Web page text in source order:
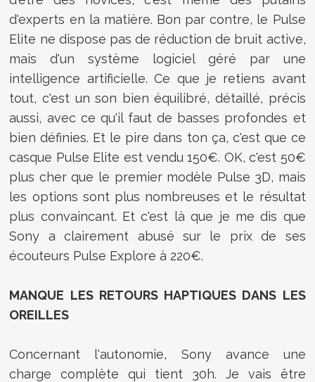
d'experts en la matière. Bon par contre, le Pulse
Elite ne dispose pas de réduction de bruit active,
mais d'un système logiciel géré par une
intelligence artificielle. Ce que je retiens avant
tout, c'est un son bien équilibré, détaillé, précis
aussi, avec ce qu'il faut de basses profondes et
bien définies. Et le pire dans ton ça, c'est que ce
casque Pulse Elite est vendu 150€. OK, c'est 50€
plus cher que le premier modèle Pulse 3D, mais
les options sont plus nombreuses et le résultat
plus convaincant. Et c'est là que je me dis que
Sony a clairement abusé sur le prix de ses
écouteurs Pulse Explore à 220€.
MANQUE LES RETOURS HAPTIQUES DANS LES
OREILLES
Concernant l'autonomie, Sony avance une
charge complète qui tient 30h. Je vais être